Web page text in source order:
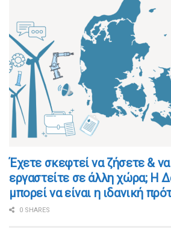
​​Έχετε σκεφτεί να ζήσετε & να
εργαστείτε σε άλλη χώρα; Η
μπορεί να είναι η ιδανική
0 SHARES